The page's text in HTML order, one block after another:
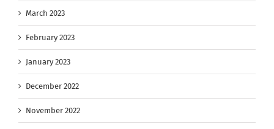
March 2023
February 2023
January 2023
December 2022
November 2022